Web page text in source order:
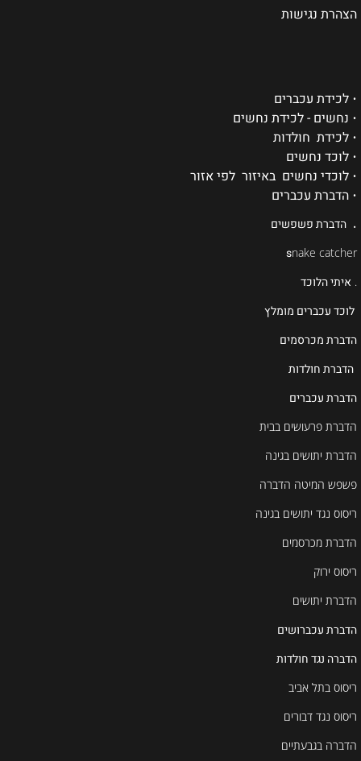
הצהרת נגישות
• לכידת עכברים
• נחשים - לכידת נחשים
• לכידת חולדות
• לוכד נחשים
• לוכדי נחשים באיזור לפי אזור
• הדברת עכברים
. הדברת פשפשים
snake catcher
. איתי הלוכד
לוכד עכברים מומלץ
הדברת מכרסמים
הדברת חולדות
הדברת עכברים
הדברת פרעושים בבית
הדברת יתושים בגינה
פשפש המיטה הדברה
ריסוס נגד יתושים בגינה
הדברת מכרסמים
ריסוס ירוק
הדברת יתושים
הדברת עכברושים
הדברה נגד חולדות
ריסוס בתל אביב
ריסוס נגד דבורים
הדברה בגבעתיים